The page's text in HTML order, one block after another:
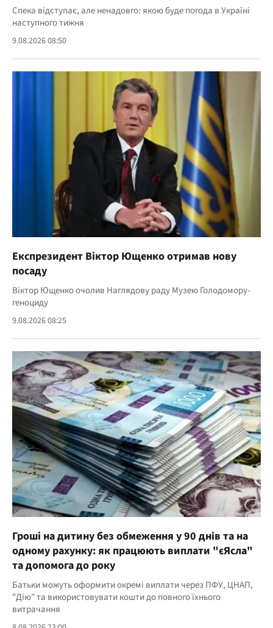
Спека відступає, але ненадовго: якою буде погода в Україні
наступного тижня
9.08.2026 08:50
Експрезидент Віктор Ющенко отримав нову
посаду
Віктор Ющенко очолив Наглядову раду Музею Голодомору-
геноциду
9.08.2026 08:25
Гроші на дитину без обмеження у 90 днів та на
одному рахунку: як працюють виплати "єЯсла"
та допомога до року
Батьки можуть оформити окремі виплати через ПФУ, ЦНАП,
"Дію" та використовувати кошти до повного їхнього
витрачання